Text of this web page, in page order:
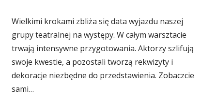
Wielkimi krokami zbliża się data wyjazdu naszej
grupy teatralnej na występy. W całym warsztacie
trwają intensywne przygotowania. Aktorzy szlifują
swoje kwestie, a pozostali tworzą rekwizyty i
dekoracje niezbędne do przedstawienia. Zobaczcie
sami…